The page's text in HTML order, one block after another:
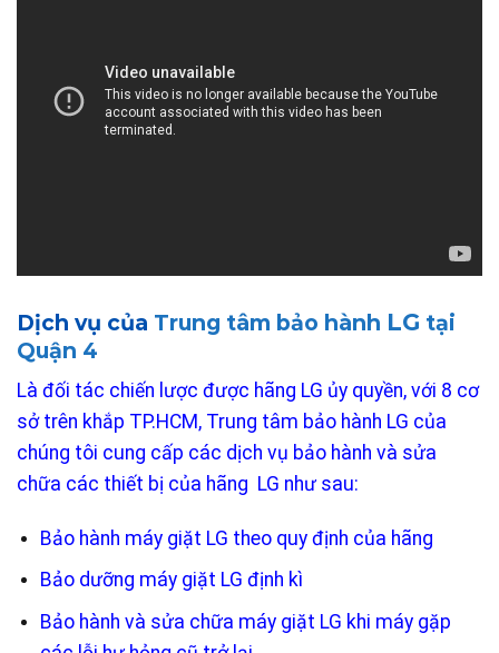
Dịch vụ của Trung tâm bảo hành LG tại
Quận 4
Là đối tác chiến lược được hãng LG ủy quyền, với 8 cơ
sở trên khắp TP.HCM, Trung tâm bảo hành LG của
chúng tôi cung cấp các dịch vụ bảo hành và sửa
chữa các thiết bị của hãng LG như sau:
Bảo hành máy giặt LG theo quy định của hãng
Bảo dưỡng máy giặt LG định kì
Bảo hành và sửa chữa máy giặt LG khi máy gặp